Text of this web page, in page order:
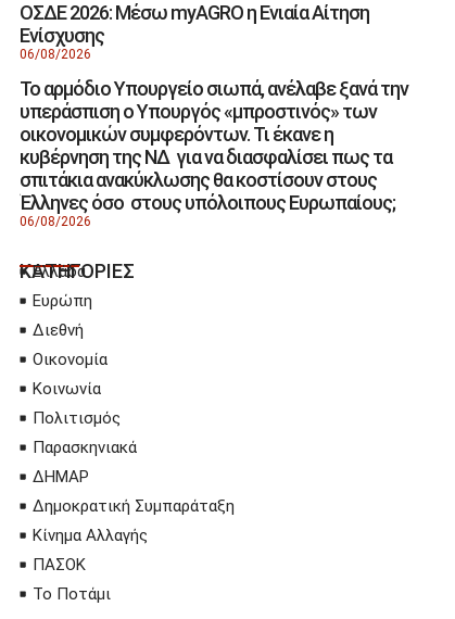
ΟΣΔΕ 2026: Μέσω myAGRO η Ενιαία Αίτηση
Ενίσχυσης
06/08/2026
Το αρμόδιο Υπουργείο σιωπά, ανέλαβε ξανά την
υπεράσπιση ο Υπουργός «μπροστινός» των
οικονομικών συμφερόντων. Τι έκανε η
κυβέρνηση της ΝΔ για να διασφαλίσει πως τα
σπιτάκια ανακύκλωσης θα κοστίσουν στους
Έλληνες όσο στους υπόλοιπους Ευρωπαίους;
06/08/2026
ΚΑΤΗΓΟΡΙΕΣ
Ελλάδα
Ευρώπη
Διεθνή
Οικονομία
Κοινωνία
Πολιτισμός
Παρασκηνιακά
ΔΗΜΑΡ
Δημοκρατική Συμπαράταξη
Κίνημα Αλλαγής
ΠΑΣΟΚ
Το Ποτάμι